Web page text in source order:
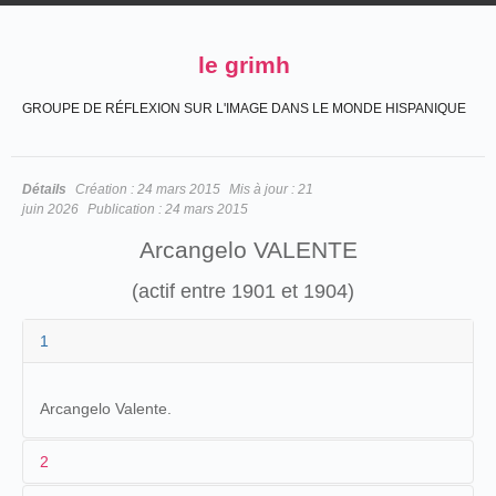
le grimh
GROUPE DE RÉFLEXION SUR L'IMAGE DANS LE MONDE HISPANIQUE
Détails Création : 24 mars 2015 Mis à jour : 21
juin 2026 Publication : 24 mars 2015
Arcangelo VALENTE
(actif entre 1901 et 1904)
1
Arcangelo Valente.
2